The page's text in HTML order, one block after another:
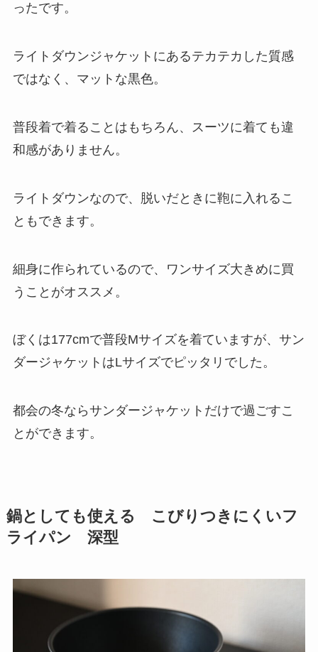
ったです。
ライトダウンジャケットにあるテカテカした質感
ではなく、マットな黒色。
普段着で着ることはもちろん、スーツに着ても違
和感がありません。
ライトダウンなので、脱いだときに鞄に入れるこ
ともできます。
細身に作られているので、ワンサイズ大きめに買
うことがオススメ。
ぼくは177cmで普段Mサイズを着ていますが、サン
ダージャケットはLサイズでピッタリでした。
都会の冬ならサンダージャケットだけで過ごすこ
とができます。
鍋としても使える こびりつきにくいフ
ライパン 深型